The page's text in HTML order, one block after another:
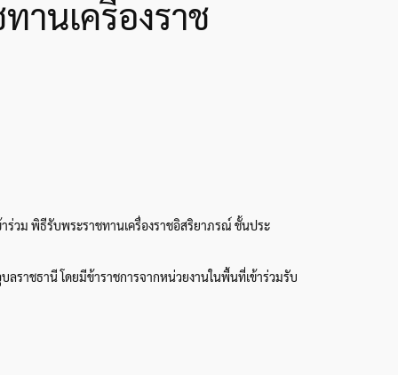
านเครื่องราช
วม พิธีรับพระราชทานเครื่องราชอิสริยาภรณ์ ชั้นประ
ราชธานี โดยมีข้าราชการจากหน่วยงานในพื้นที่เข้าร่วมรับ